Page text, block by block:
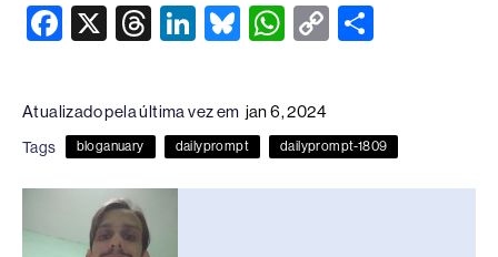
F
e
b
o
o
X
T
a
d
s
Li
e
dI
n
Bl
sk
y
W
s
A
p
C
y
Li
n
e
Atualizado pela última vez em jan 6, 2024
Tags bloganuary dailyprompt dailyprompt-1809